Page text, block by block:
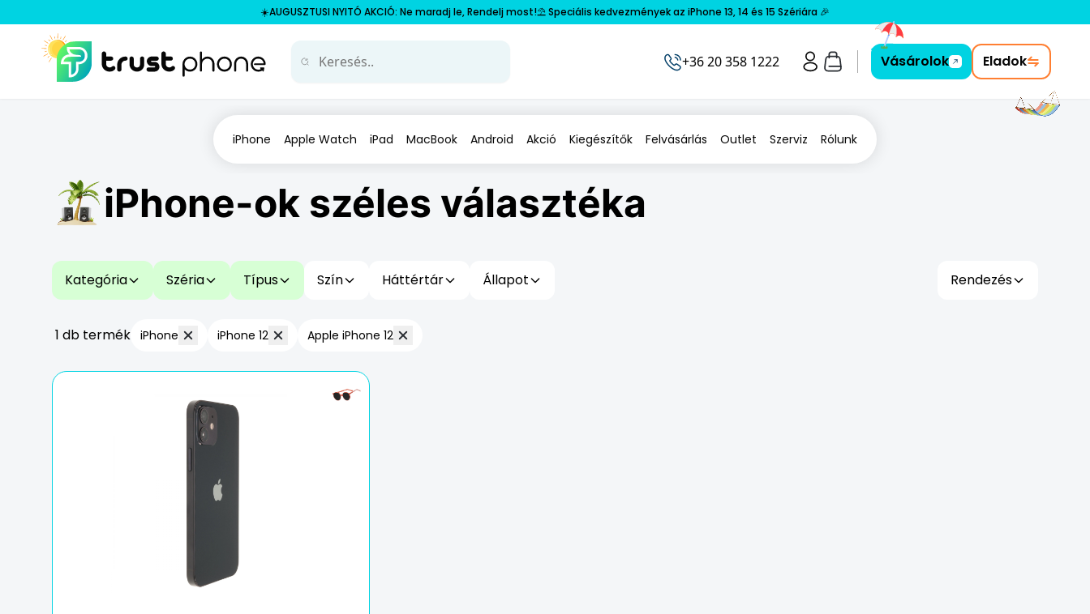
☀️AUGUSZTUSI NYITÓ AKCIÓ: Ne maradj le, Rendelj most!⛱️ Speciális kedvezmények az iPhone 13, 14 és 15 Szériára 🎉
+36 20 358 1222 Vásárolok Eladok
iPhone Apple Watch iPad MacBook Android Akció Kiegészítők Felvásárlás Outlet Szerviz Rólunk
iPhone-ok széles választéka
Kategória Széria Típus Szín Háttértár Állapot Rendezés
1 db termék iPhone iPhone 12 Apple iPhone 12